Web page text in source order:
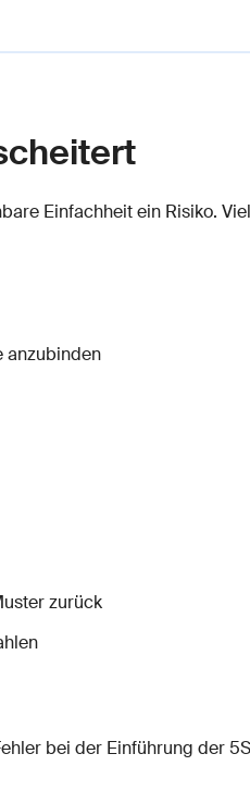
Einfachheit ein Risiko.
anzubinden
zurück
bei der Einführung der